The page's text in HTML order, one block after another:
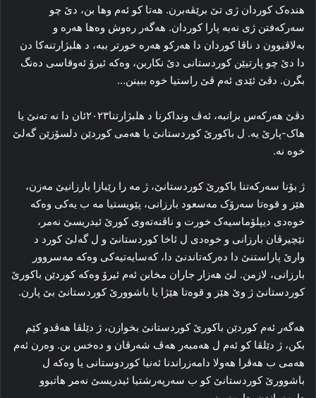
هندەک کوردان ژی تێ برێڤه‌برن. هه‌تا کو ئه‌م وها بن، دێ چو
سه‌رکه‌فتن ژی نه‌به‌ پارا کوردان. هه‌گه‌ر ره‌وش وه‌ها هه‌ره‌ و
به‌لاڤبوون د ناڤا کوردان دا هه‌رکو هه‌ره‌ خورتر ببه‌، د هلبژارتنه‌کا دن
دا دێ چو پارتیێن کوردستانی دێ نکاربن، وه‌که‌ ئیرۆ ئه‌وقاسی ده‌نگ
بگرن. دڤێ ئێدی ئه‌م ڤێ راستیا خوه‌ ببینن…
دڤێ هه‌رکه‌س بزانبە، ئه‌ڤ ونداکرنا د هلبژارتنا۲۰۲۳ئان دا نه‌ ته‌نێ یا
هاک-پارێ یه‌. ل باکورێ کوردستانێ یا هه‌می کوردێن دلسۆزێن گه‌لێ
خوه‌ نه‌.
ژ بۆنا سه‌رکه‌تنا باکورێ کوردستانێ، ژ مه‌ را رێبازا بارزانیێ مه‌زن،
هێز و قوه‌تا سه‌رۆک مه‌سعود بارزانی، پێویستیا مه‌ ب یه‌کی وه‌که‌
خوه‌دی دیپلۆماسیه‌ک خورت و ناڤنه‌ته‌وی کورێ ئیدریسێ نه‌مر،
نێچیرڤان بارزانی و خوه‌دی ل ئاخا کوردستانێ و ل گه‌لێ کورد د
وارێ پاراستنێ دا ده‌رکه‌تاندنێ دا، که‌سایه‌تیه‌کی وه‌که‌ مه‌سروور
بارزانی، لازمن. لێ هه‌زار جاران مخابن ئه‌م ئیرۆ وه‌که‌ کوردێن باکورێ
کوردستانێ ژ وێ هێز و قوەتا هێژا یا باشوورێ کوردستانێ بێ پارن.
هه‌گه‌ر ئه‌م کوردێن باکورێ کوردستانێ بخوازن، ژ دێلڤا هه‌ڤدو کێم
بکن، ژ دێلڤا کو ئه‌م ل هه‌مبه‌ر هه‌ڤ شه‌رڤان و ده‌خس بن. وه‌رن ئه‌م
هه‌می ب هه‌ڤرا هه‌ولا دامه‌زراندنا ئه‌نیا کوردوستانی یا وه‌که‌ ل
باشوورێ کوردستانێ کو ب سه‌رپه‌رشتیا ئیدریسێ نه‌مر هاتبوو